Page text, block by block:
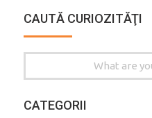
CAUTĂ CURIOZITĂŢI
for:
CATEGORII